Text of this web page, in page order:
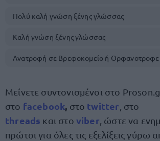
Πολύ καλή γνώση ξένης γλώσσας
Καλή γνώση ξένης γλώσσας
Ανατροφή σε Βρεφοκομείο ή
Μείνετε συντονισμένοι στο
στο facebook, στο twitter , στο
threads και στο viber , ώστε να
πρώτοι για όλες τις εξελίξεις γύρω